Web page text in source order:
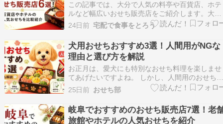
この記事では、大分で人気の料亭や百貨店、ホテ
ルなど幅広いおせち販売店をご紹介します。大分
県内で予約・購入できる店舗を中心に、それぞれ
の特徴や予約方法、受取方法などをわかりやすく
まとめました。百貨店ならではの豊富な品揃え
や、ホテル・旅館が手掛けるこだわりのおせちま
で幅広く掲載して…
24日前 宅配で食事をとろう
犬用おせちおすすめ3選！人間用がNGな
理由と選び方を解説
お正月は、愛犬にも特別なおせち料理を楽しませ
てあげたいですよね。 しかし、人間用のおせち
塩分や糖分が多く、犬にとって危険な食材が使わ
れていることもあるため、そのまま与えるのはお
すすめできません。 犬用おせちを選ぶ際は、原
料や添加物だけでなく、愛犬の年齢や体質、アレ
ルギーの有…
25日前 おせち部
岐阜でおすすめのおせち販売店7選！老
旅館やホテルの人気おせちを紹介